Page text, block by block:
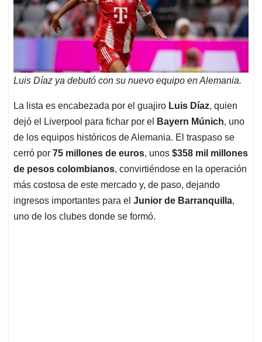
Luis Díaz ya debutó con su nuevo equipo en Alemania.
La lista es encabezada por el guajiro Luis Díaz, quien
dejó el Liverpool para fichar por el
Bayern Múnich, uno
de los equipos históricos de Alemania. El traspaso se
cerró por 75 millones de euros, unos $358 mil millones
de pesos colombianos, convirtiéndose en la operación
más costosa de este mercado y, de paso, dejando
ingresos importantes para el Junior de Barranquilla,
uno de los clubes donde se formó.